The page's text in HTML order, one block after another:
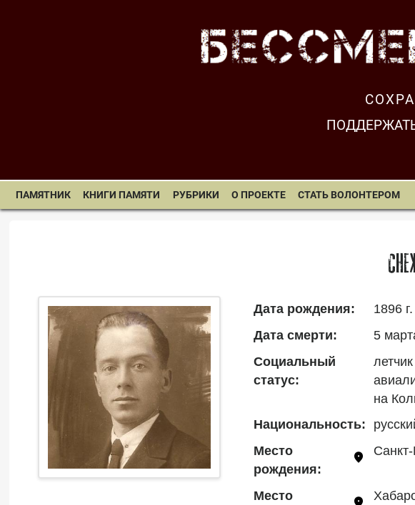
ПАМЯТНИК КНИГИ ПАМЯТИ РУБРИКИ О ПРОЕКТЕ СТАТЬ ВОЛОНТЕРОМ
Дата рождения:
1896 г.
Дата смерти:
5
Социальный
статус:
на
Национальность:
Место
рождения:
Место